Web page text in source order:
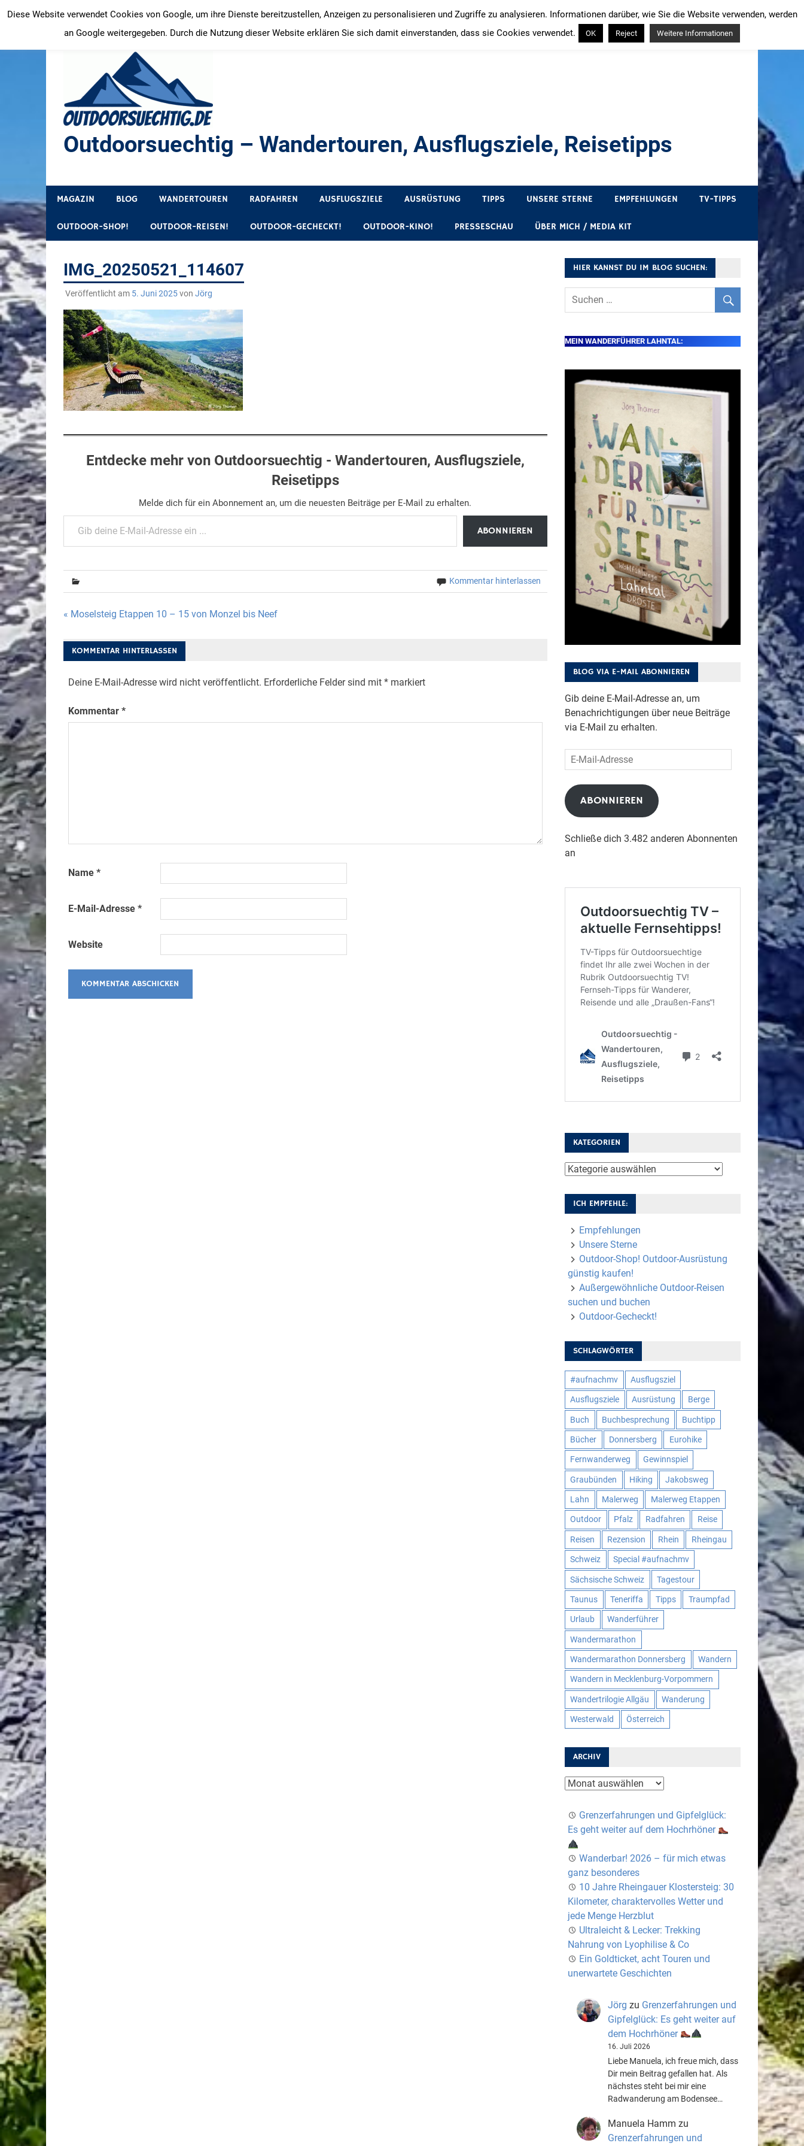
Inhalt
springen
Outdoorsuechtig – Wandertouren, Ausflugsziele, Reisetipps
MAGAZIN BLOG WANDERTOUREN RADFAHREN AUSFLUGSZIELE AUSRÜSTUNG TIPPS UNSERE STERNE EMPFEHLUNGEN TV-TIPPS
OUTDOOR-SHOP! OUTDOOR-REISEN! OUTDOOR-GECHECKT! OUTDOOR-KINO! PRESSESCHAU ÜBER MICH / MEDIA KIT
IMG_20250521_114607
Veröffentlicht am 5. Juni 2025von Jörg
Entdecke mehr von Outdoorsuechtig - Wandertouren, Ausflugsziele,
Reisetipps
Melde dich für ein Abonnement an, um die neuesten Beiträge per E-Mail zu erhalten.
Gib deine E-Mail-Adresse ein ...
ABONNIEREN
Kommentar hinterlassen
Beitragsnavigation
« Moselsteig Etappen 10 – 15 von Monzel bis Neef
KOMMENTAR HINTERLASSEN
Deine E-Mail-Adresse wird nicht veröffentlicht. Erforderliche Felder sind mit *markiert
Kommentar *
Name *
E-Mail-Adresse *
Website
HIER KANNST DU IM BLOG SUCHEN:
MEIN WANDERFÜHRER LAHNTAL:
BLOG VIA E-MAIL ABONNIEREN
Gib deine E-Mail-Adresse an, um
Benachrichtigungen über neue Beiträge
via E-Mail zu erhalten.
E-
Mail-
Adresse
ABONNIEREN
Schließe dich 3.482 anderen Abonnenten
an
KATEGORIEN
Kategorien
ICH EMPFEHLE:
Empfehlungen
Unsere Sterne
Outdoor-Shop! Outdoor-Ausrüstung
günstig kaufen!
Außergewöhnliche Outdoor-Reisen
suchen und buchen
Outdoor-Gecheckt!
SCHLAGWÖRTER
#aufnachmv Ausflugsziel
Ausflugsziele Ausrüstung Berge
Buch Buchbesprechung Buchtipp
Bücher Donnersberg Eurohike
Fernwanderweg Gewinnspiel
Graubünden Hiking Jakobsweg
Lahn Malerweg Malerweg Etappen
Outdoor Pfalz Radfahren Reise
Reisen Rezension Rhein Rheingau
Schweiz Special #aufnachmv
Sächsische Schweiz Tagestour
Taunus Teneriffa Tipps Traumpfad
Urlaub Wanderführer
Wandermarathon
Wandermarathon Donnersberg Wandern
Wandern in Mecklenburg-Vorpommern
Wandertrilogie Allgäu Wanderung
Westerwald Österreich
ARCHIV
Archiv
Grenzerfahrungen und Gipfelglück:
Es geht weiter auf dem Hochrhöner
Wanderbar! 2026 – für mich etwas
ganz besonderes
10 Jahre Rheingauer Klostersteig: 30
Kilometer, charaktervolles Wetter und
jede Menge Herzblut
Ultraleicht & Lecker: Trekking
Nahrung von Lyophilise & Co
Ein Goldticket, acht Touren und
unerwartete Geschichten
Jörg zu Grenzerfahrungen und
Gipfelglück: Es geht weiter auf
dem Hochrhöner
16. Juli 2026
Liebe Manuela, ich freue mich, dass
Dir mein Beitrag gefallen hat. Als
nächstes steht bei mir eine
Radwanderung am Bodensee…
Manuela Hamm zu
Grenzerfahrungen und
Diese Website verwendet Cookies von Google, um ihre Dienste bereitzustellen, Anzeigen zu personalisieren und Zugriffe zu analysieren. Informationen darüber, wie Sie die Website verwenden, werden
an Google weitergegeben. Durch die Nutzung dieser Website erklären Sie sich damit einverstanden, dass sie Cookies verwendet.
OK Reject Weitere Informationen